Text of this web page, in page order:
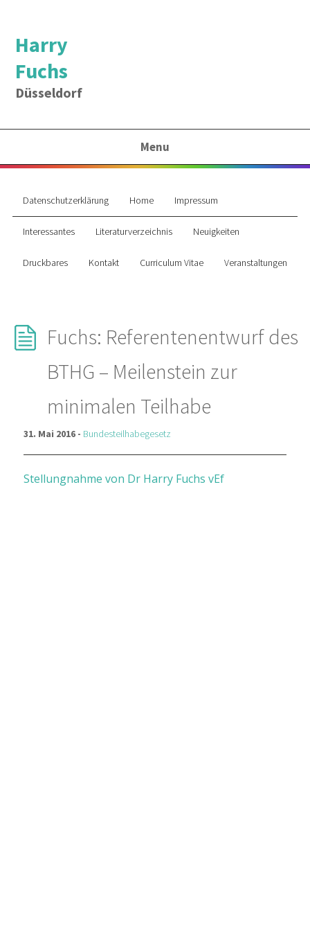
Harry
Fuchs
Düsseldorf
Menu
Datenschutzerklärung Home Impressum
Interessantes Literaturverzeichnis Neuigkeiten
Druckbares Kontakt Curriculum Vitae Veranstaltungen
Fuchs: Referentenentwurf des
BTHG – Meilenstein zur
minimalen Teilhabe
31. Mai 2016 - Bundesteilhabegesetz
Stellungnahme von Dr Harry Fuchs vEf